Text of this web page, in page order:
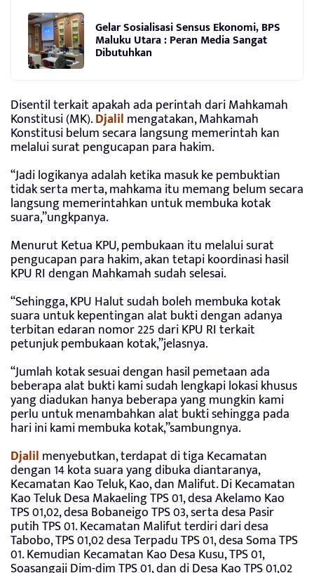
Gelar Sosialisasi Sensus Ekonomi, BPS
Maluku Utara : Peran Media Sangat
Dibutuhkan
Disentil terkait apakah ada perintah dari Mahkamah
Konstitusi (MK).Djalil mengatakan, Mahkamah
Konstitusi belum secara langsung memerintah kan
melalui surat pengucapan para hakim.
“Jadi logikanya adalah ketika masuk ke pembuktian
tidak serta merta, mahkama itu memang belum secara
langsung memerintahkan untuk membuka kotak
suara,”ungkpanya.
Menurut Ketua KPU, pembukaan itu melalui surat
pengucapan para hakim, akan tetapi koordinasi hasil
KPU RI dengan Mahkamah sudah selesai.
“Sehingga, KPU Halut sudah boleh membuka kotak
suara untuk kepentingan alat bukti dengan adanya
terbitan edaran nomor 225 dari KPU RI terkait
petunjuk pembukaan kotak,”jelasnya.
“Jumlah kotak sesuai dengan hasil pemetaan ada
beberapa alat bukti kami sudah lengkapi lokasi khusus
yang diadukan hanya beberapa yang mungkin kami
perlu untuk menambahkan alat bukti sehingga pada
hari ini kami membuka kotak,”sambungnya.
Djalil menyebutkan, terdapat di tiga Kecamatan
dengan 14 kota suara yang dibuka diantaranya,
Kecamatan Kao Teluk, Kao, dan Malifut. Di Kecamatan
Kao Teluk Desa Makaeling TPS 01, desa Akelamo Kao
TPS 01,02, desa Bobaneigo TPS 03, serta desa Pasir
putih TPS 01. Kecamatan Malifut terdiri dari desa
Tabobo, TPS 01,02 desa Terpadu TPS 01, desa Soma TPS
01. Kemudian Kecamatan Kao Desa Kusu, TPS 01,